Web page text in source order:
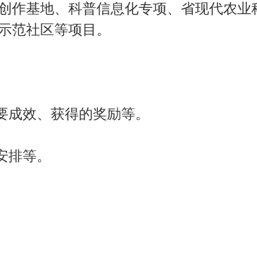
作基地、科普信息化专项、省现代农业
范社区等项目。
效、获得的奖励等。
等。